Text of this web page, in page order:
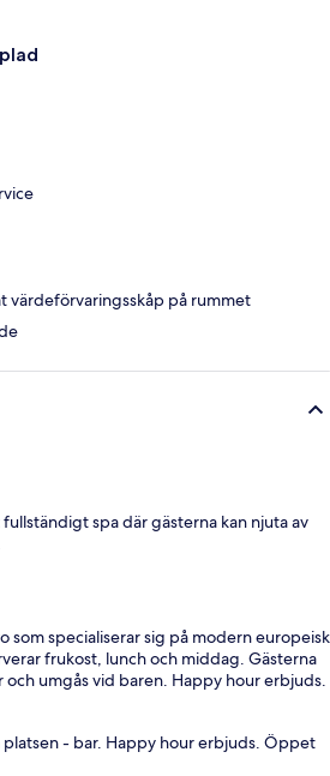
värdeförvaringsskåp på rummet
spa där gästerna kan njuta av
som specialiserar sig på modern europeisk
frukost, lunch och middag. Gästerna
och umgås vid baren. Happy hour erbjuds.
platsen - bar. Happy hour erbjuds. Öppet